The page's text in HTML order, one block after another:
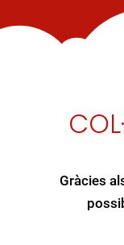
Gràcies